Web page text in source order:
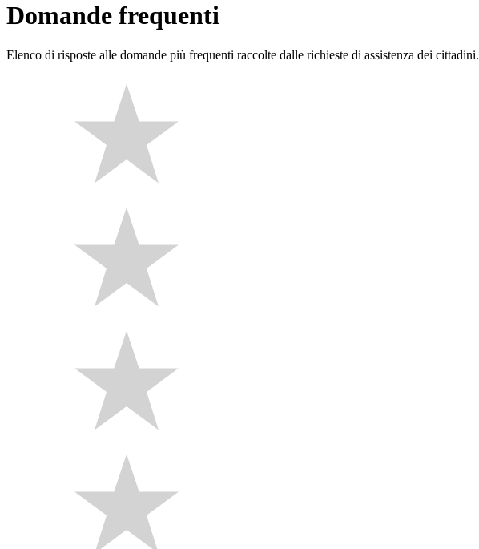
Domande frequenti
Elenco di risposte alle domande più frequenti raccolte dalle richieste di assistenza dei cittadini.